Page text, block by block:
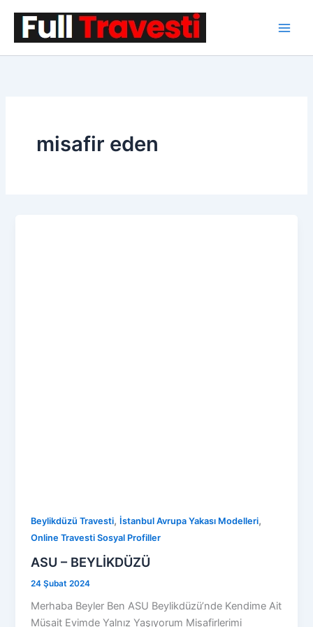
misafir eden
Beylikdüzü Travesti, İstanbul Avrupa Yakası Modelleri,
Online Travesti Sosyal Profiller
ASU – BEYLİKDÜZÜ
24 Şubat 2024
Merhaba Beyler Ben ASU Beylikdüzü’nde Kendime Ait
Müsait Evimde Yalnız Yaşıyorum Misafirlerimi